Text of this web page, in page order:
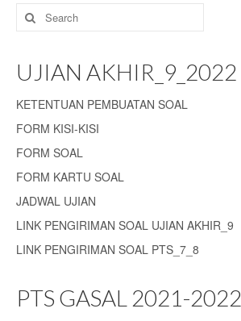
Search
for:
UJIAN AKHIR_9_2022
KETENTUAN PEMBUATAN SOAL
FORM KISI-KISI
FORM SOAL
FORM KARTU SOAL
JADWAL UJIAN
LINK PENGIRIMAN SOAL UJIAN AKHIR_9
LINK PENGIRIMAN SOAL PTS_7_8
PTS GASAL 2021-2022